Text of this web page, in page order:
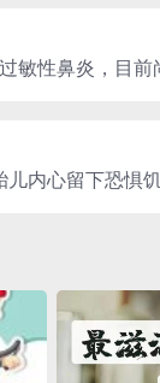
敏性鼻炎，目前
内心留下恐惧